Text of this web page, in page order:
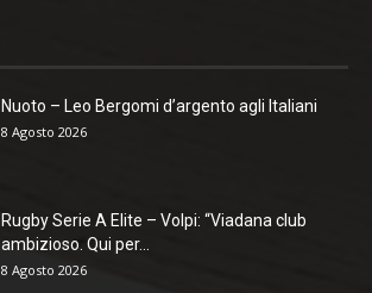
Nuoto – Leo Bergomi d’argento agli Italiani
8 Agosto 2026
Rugby Serie A Elite – Volpi: “Viadana club
ambizioso. Qui per...
8 Agosto 2026